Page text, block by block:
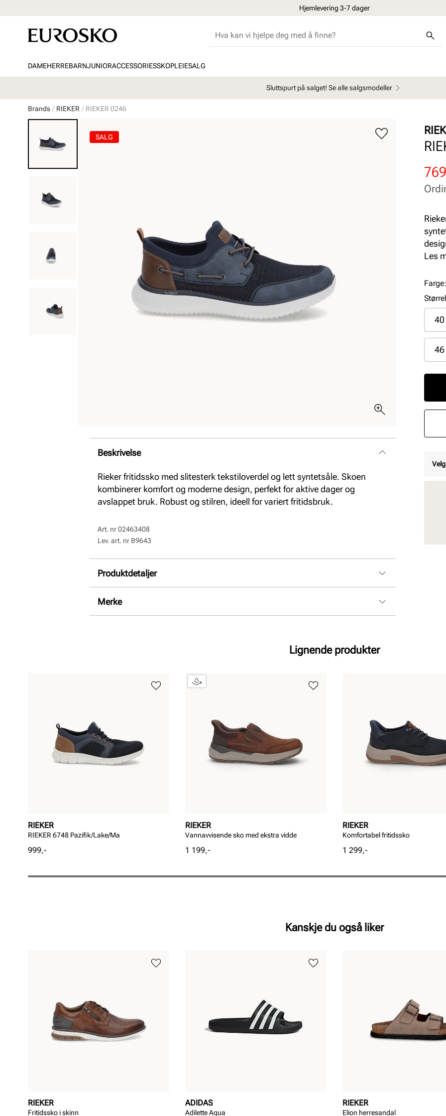
Hjemlevering 3-7 dager
DAMEHERREBARNJUNIORACCESSORIESSKOPLEIESALG
Sluttspurt på salget! Se alle salgsmodeller
Brands RIEKER RIEKER 0246
SALG
Beskrivelse
Rieker fritidssko med slitesterk tekstiloverdel og lett syntetsåle. Skoen
kombinerer komfort og moderne design, perfekt for aktive dager og
avslappet bruk. Robust og stilren, ideell for variert fritidsbruk.
Art. nr02463408
Lev. art. nr B9643
Produktdetaljer
Overdel:
Merke
pris
Pris
pris
Pris
Les
Farge:
40
46
Lignende produkter
RIEKER
RIEKER 6748 Pazifik/Lake/Ma
Pris
999,-
RIEKER
Vannavvisende sko med ekstra vidde
Pris
1 199,-
RIEKER
Komfortabel fritidssko
Pris
1 299,-
Kanskje du også liker
RIEKER
Fritidssko i skinn
ADIDAS
Adilette Aqua
RIEKER
Elion herresandal